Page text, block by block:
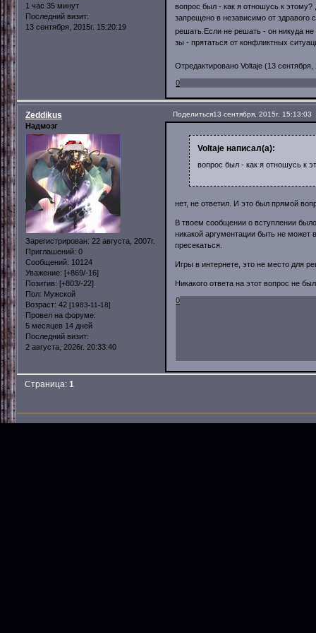
1 час 35 минут
Последний визит:
13 сентября, 2015г. 15:20:19
вопрос был - как я отношусь к этому?
запрещено в независимо от здравого
решать.Если не решать - он никуда не
зы - прятаться от конфликтных
Отредактировано Voltaje (13 сентября,
0
Поделиться13 сентября, 2015г. 15:13:03
Zeddikus
Надмозг
Зарегистрирован: 22 августа, 2007г.
Приглашений: 0
Сообщений: 10124
Уважение: [+869/-16]
Позитив: [+803/-22]
Пол: Мужской
Возраст: 42 [1983-11-18]
Провел на форуме:
5 месяцев 14 дней
Последний визит:
2 августа, 2026г. 20:33:40
Voltaje написал(а):
вопрос был - как я отношусь к
нет, не ответил. И это был прямой
В твоем сообщении о вступлении
никакой аргументации быть не может
пресекаться.
Игры в интернете, это не место для
Никакого ответа на этот вопрос не
0
Страница:1